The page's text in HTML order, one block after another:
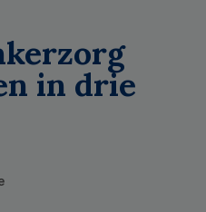
in drie